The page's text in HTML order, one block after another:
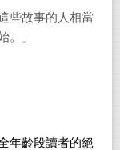
些故事的人相當
。」
年齡段讀者的絕